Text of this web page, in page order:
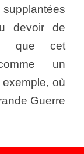
devoir de
que cet
un
où
Guerre